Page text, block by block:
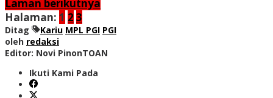
Laman berikutnya
Halaman: 1 2 3
Ditag Kariu MPL PGI PGI
oleh redaksi
Editor: Novi PinonTOAN
Ikuti Kami Pada